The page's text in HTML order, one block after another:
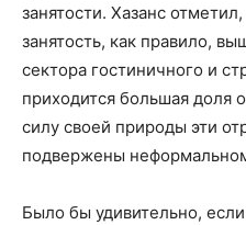
занятости. Хазанс
занятость, как правило,
сектора гостиничного и
приходится большая доля
силу своей природы эти
подвержены
Было бы удивительно,